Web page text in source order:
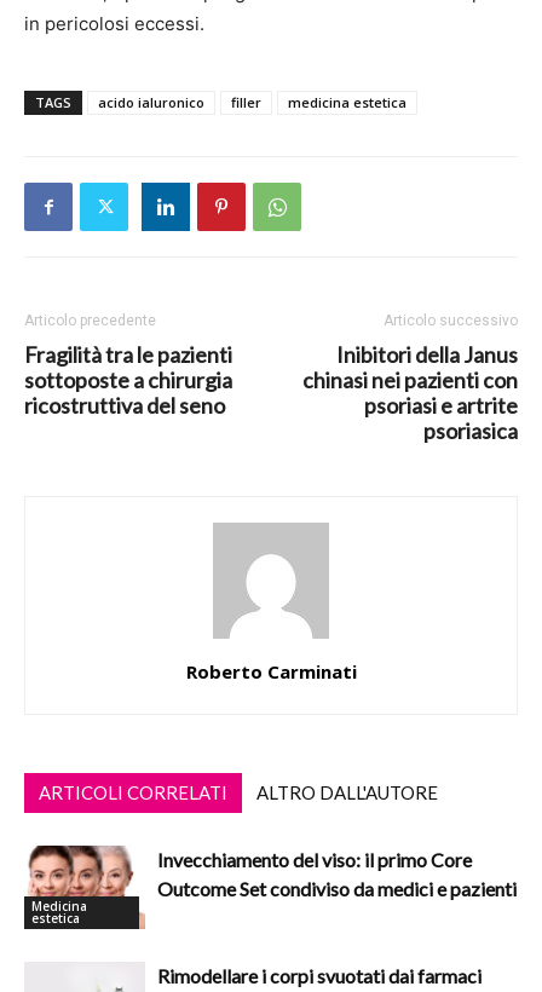
in pericolosi eccessi.
TAGS acido ialuronico filler medicina estetica
Articolo precedente
Fragilità tra le pazienti
sottoposte a chirurgia
ricostruttiva del seno
Articolo successivo
Inibitori della Janus
chinasi nei pazienti con
psoriasi e artrite
psoriasica
Roberto Carminati
ARTICOLI CORRELATI ALTRO DALL'AUTORE
Medicina
estetica
Invecchiamento del viso: il primo Core
Outcome Set condiviso da medici e pazienti
Rimodellare i corpi svuotati dai farmaci